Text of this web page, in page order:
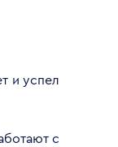
и успел
с